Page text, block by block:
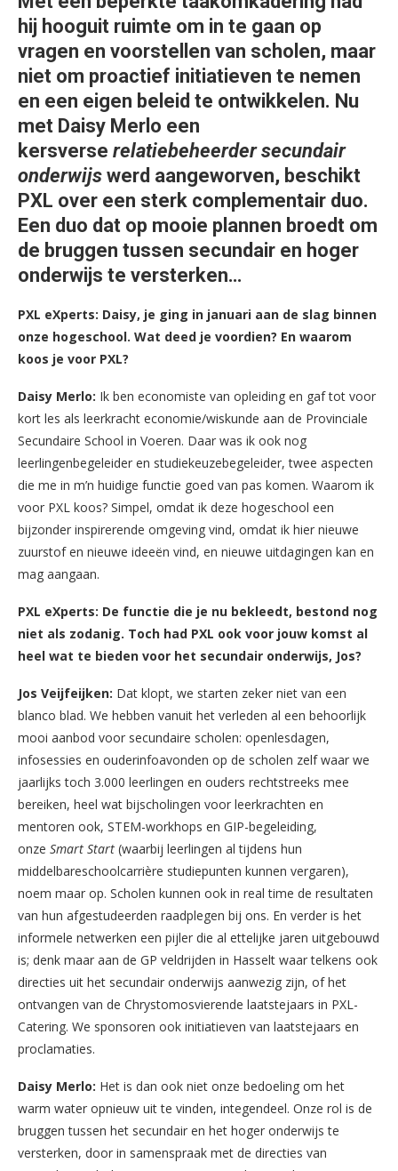
hij hooguit ruimte om in te gaan op
vragen en voorstellen van scholen, maar
niet om proactief initiatieven te nemen
en een eigen beleid te ontwikkelen. Nu
met Daisy Merlo een
kersverse relatiebeheerder secundair
onderwijs werd aangeworven, beschikt
PXL over een sterk complementair duo.
Een duo dat op mooie plannen broedt om
de bruggen tussen secundair en hoger
onderwijs te versterken…
PXL eXperts: Daisy, je ging in januari aan de slag binnen
onze hogeschool. Wat deed je voordien? En waarom
koos je voor PXL?
Daisy Merlo: Ik ben economiste van opleiding en gaf tot voor
kort les als leerkracht economie/wiskunde aan de Provinciale
Secundaire School in Voeren. Daar was ik ook nog
leerlingenbegeleider en studiekeuzebegeleider, twee aspecten
die me in m’n huidige functie goed van pas komen. Waarom ik
voor PXL koos? Simpel, omdat ik deze hogeschool een
bijzonder inspirerende omgeving vind, omdat ik hier nieuwe
zuurstof en nieuwe ideeën vind, en nieuwe uitdagingen kan en
mag aangaan.
PXL eXperts: De functie die je nu bekleedt, bestond nog
niet als zodanig. Toch had PXL ook voor jouw komst al
heel wat te bieden voor het secundair onderwijs, Jos?
Jos Veijfeijken: Dat klopt, we starten zeker niet van een
blanco blad. We hebben vanuit het verleden al een behoorlijk
mooi aanbod voor secundaire scholen: openlesdagen,
infosessies en ouderinfoavonden op de scholen zelf waar we
jaarlijks toch 3.000 leerlingen en ouders rechtstreeks mee
bereiken, heel wat bijscholingen voor leerkrachten en
mentoren ook, STEM-workhops en GIP-begeleiding,
onze Smart Start (waarbij leerlingen al tijdens hun
middelbareschoolcarrière studiepunten kunnen vergaren),
noem maar op. Scholen kunnen ook in real time de resultaten
van hun afgestudeerden raadplegen bij ons. En verder is het
informele netwerken een pijler die al ettelijke jaren uitgebouwd
is; denk maar aan de GP veldrijden in Hasselt waar telkens ook
directies uit het secundair onderwijs aanwezig zijn, of het
ontvangen van de Chrystomosvierende laatstejaars in PXL-
Catering. We sponsoren ook initiatieven van laatstejaars en
proclamaties.
Daisy Merlo: Het is dan ook niet onze bedoeling om het
warm water opnieuw uit te vinden, integendeel. Onze rol is de
bruggen tussen het secundair en het hoger onderwijs te
versterken, door in samenspraak met de directies van